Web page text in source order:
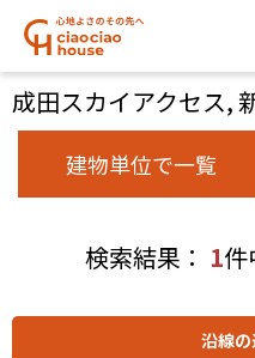
成田スカイアクセス,
建物単位で一覧
検索結果： 1件